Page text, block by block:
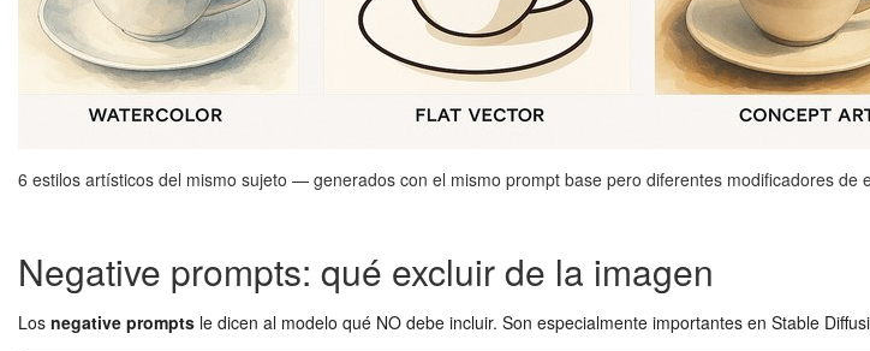
6 estilos artísticos del mismo sujeto — generados con el mismo prompt base pero diferentes modificadores de
Negative prompts: qué excluir de la imagen
Los negative prompts le dicen al modelo qué NO debe incluir. Son especialmente importantes en Stable